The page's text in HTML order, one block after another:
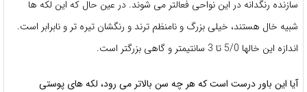
سازنده رنگدانه در این نواحی فعالتر می شوند. در عین حال که این لکه ها
شبیه خال هستند، خیلی بزرگ و نامنظم ترند و رنگشان تیره تر و نابرابر است.
اندازه این خالها 5/0 تا 3 سانتیمتر و گاهی بزرگتر است.
آیا این باور درست است که هر چه سن بالاتر می رود، لکه های پوستی